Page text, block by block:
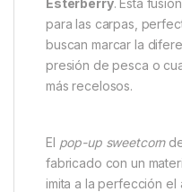
Enterprise
Sweetcorn
(Esterberry)
que combina el
clásico maíz artificial
potencia de atracción